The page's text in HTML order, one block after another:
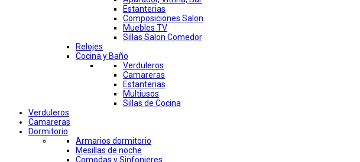
Estanterias
Composiciones Salon
Muebles TV
Sillas Salon Comedor
Relojes
Cocina y Baño
Verduleros
Camareras
Estanterias
Multiusos
Sillas de Cocina
Verduleros
Camareras
Dormitorio
Armarios dormitorio
Mesillas de noche
Comodas y Sinfonieres